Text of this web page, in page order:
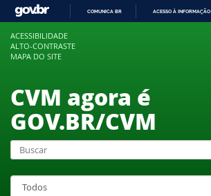
COMUNICA BR ACESSO À INFORMAÇÃO
ACESSIBILIDADE
ALTO-CONTRASTE
MAPA DO SITE
CVM agora é
GOV.BR/CVM